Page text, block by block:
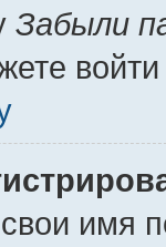
Забыли
имя